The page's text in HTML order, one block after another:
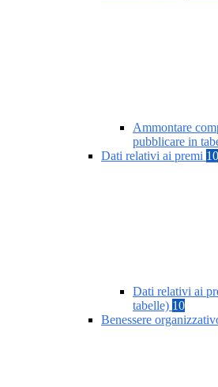
Ammontare
pubblicare in
Dati relativi ai premi 10
Dati relativi ai
tabelle) 10
Benessere